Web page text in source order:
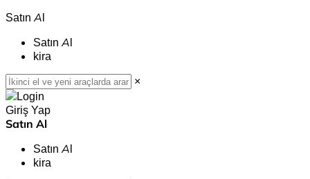
Satın Al
Satın Al
kira
×
Giriş Yap
Satın Al
Satın Al
kira